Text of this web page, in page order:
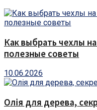
Как выбрать чехлы
полезные советы
10.06.2026
Олія для дерева,